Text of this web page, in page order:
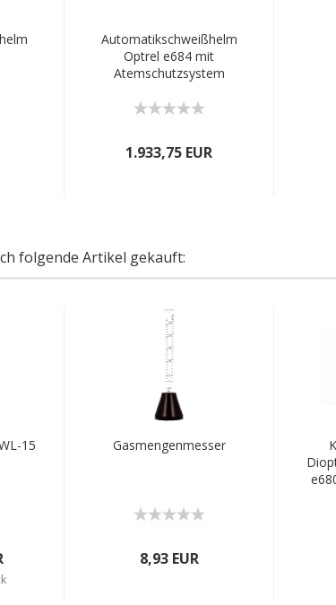
Automatikschweißhelm
Optrel e684 mit
Atemschutzsystem
1.933,75 EUR
folgende Artikel gekauft:
15
Gasmengenmesser
8,93 EUR